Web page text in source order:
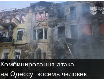
Комбинировання атака
на Одессу: восемь человек